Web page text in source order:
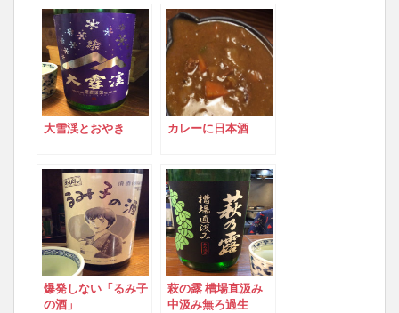
大雪渓とおやき カレーに日本酒
爆発しない「るみ子
の酒」
萩の露 槽場直汲み
中汲み無ろ過生